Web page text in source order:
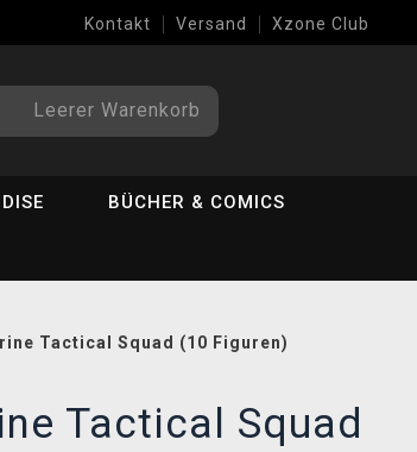
Kontakt Versand Xzone Club
Leerer Warenkorb
BÜCHER & COMICS
Tactical Squad (10 Figuren)
Tactical Squad